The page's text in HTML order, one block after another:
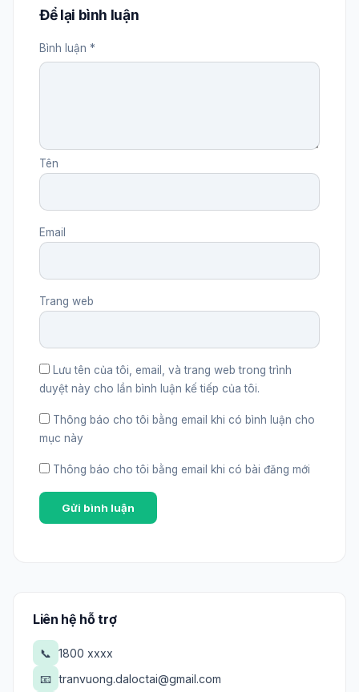
Để lại bình luận
Bình luận *
Tên
Email
Trang web
Lưu tên của tôi, email, và trang web trong trình
duyệt này cho lần bình luận kế tiếp của tôi.
Thông báo cho tôi bằng email khi có bình luận cho
mục này
Thông báo cho tôi bằng email khi có bài đăng mới
Liên hệ hỗ trợ
📞 1800 xxxx
📧 tranvuong.daloctai@gmail.com